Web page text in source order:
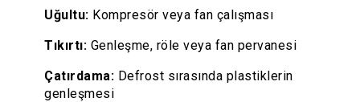
Uğultu: Kompresör veya fan çalışması
Tıkırtı: Genleşme, röle veya fan pervanesi
Çatırdama: Defrost sırasında plastiklerin
genleşmesi